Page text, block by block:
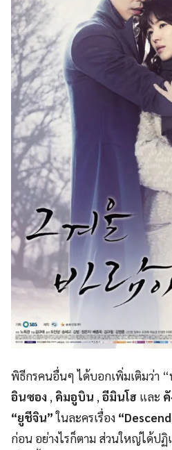
พิธีกรคนอื่นๆ ได้บอกเพิ่มเติมว่า
อินซอง , คิมอูบิน , อีมินโฮ และ
“ยูชีจิน”ในละครเรื่อง
ก่อน อย่างไรก็ตาม ส่วนใหญ่ได้ปฏิ